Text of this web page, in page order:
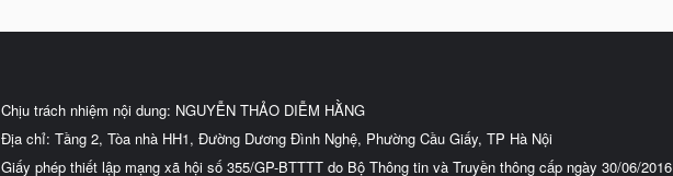
Chịu trách nhiệm nội dung: NGUYỄN THẢO DIỄM HẰNG
Địa chỉ: Tầng 2, Tòa nhà HH1, Đường Dương Đình Nghệ, Phường Cầu Giấy, TP Hà Nội
Giấy phép thiết lập mạng xã hội số 355/GP-BTTTT do Bộ Thông tin và Truyền thông cấp ngày 30/06/2016